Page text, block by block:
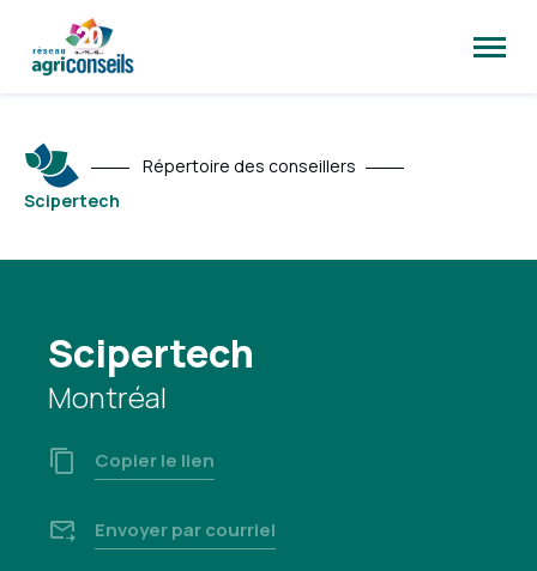
la
Répertoire des conseillers
Scipertech
Scipertech
Montréal
Copier le lien
Envoyer par courriel